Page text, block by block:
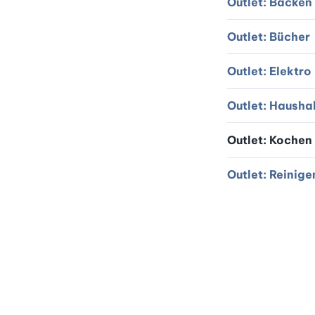
Outlet: Bücher
Outlet: Elektro
Outlet:
Outlet: Kochen
Outlet: